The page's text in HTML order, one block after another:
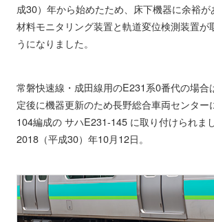
成30）年から始めたため、床下機器に余裕が
材料モニタリング装置と軌道変位検測装置が
うになりました。
常磐快速線・成田線用のE231系0番代の場合
定後に機器更新のため長野総合車両センター
104編成の サハE231-145 に取り付けられま
2018（平成30）年10月12日。